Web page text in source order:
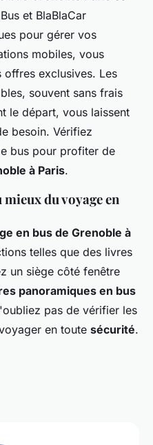
et BlaBlaCar
pour gérer vos
mobiles, vous
exclusives. Les
souvent sans frais
le départ, vous laissent
besoin. Vérifiez
bus pour profiter de
à Paris.
du voyage en
en bus de Grenoble à
telles que des livres
un siège côté fenêtre
panoramiques en bus
pas de vérifier les
en toute sécurité.